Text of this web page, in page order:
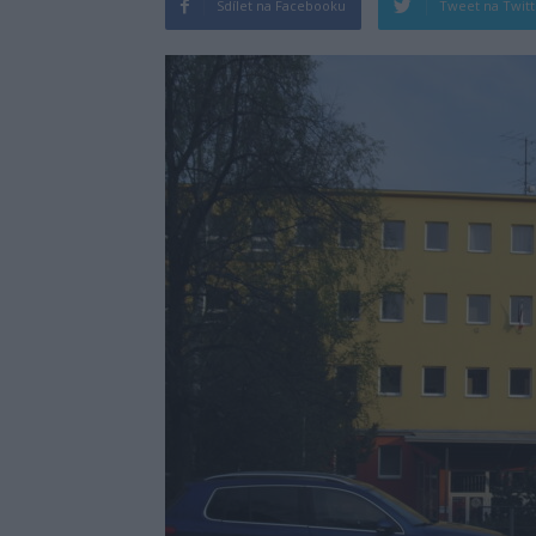
Sdílet na Facebooku Tweet na